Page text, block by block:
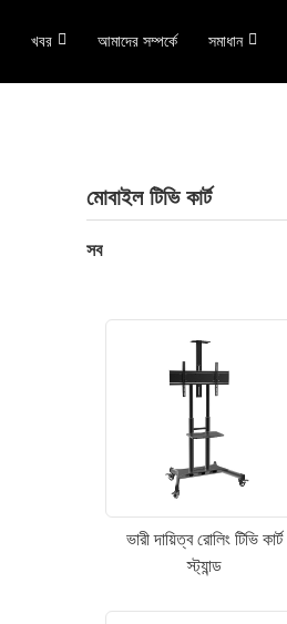
খবর আমাদের সম্পর্কে সমাধান
মোবাইল টিভি কার্ট
সব
ভারী দায়িত্ব রোলিং টিভি কার্ট
স্ট্যান্ড